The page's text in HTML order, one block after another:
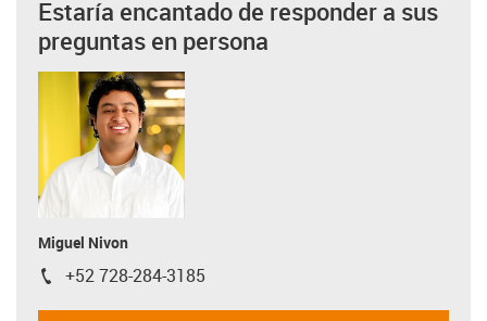
Estaría encantado de responder a sus
preguntas en persona
Miguel Nivon
igus-icon-phone
+52 728-284-3185